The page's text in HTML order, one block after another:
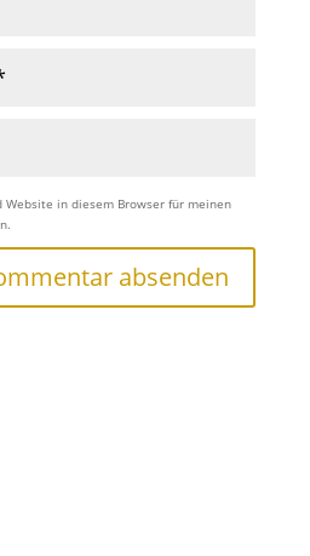
Website in diesem Browser für meinen